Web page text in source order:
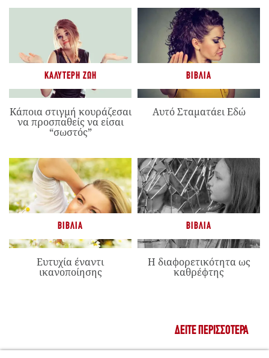
ΚΑΛΎΤΕΡΗ ΖΩΉ
Κάποια στιγμή κουράζεσαι
να προσπαθείς να είσαι
“σωστός”
ΒΙΒΛΊΑ
Αυτό Σταματάει Εδώ
ΒΙΒΛΊΑ
Ευτυχία έναντι
ικανοποίησης
ΒΙΒΛΊΑ
Η διαφορετικότητα ως
καθρέφτης
ΔΕΊΤΕ ΠΕΡΙΣΣΌΤΕΡΑ